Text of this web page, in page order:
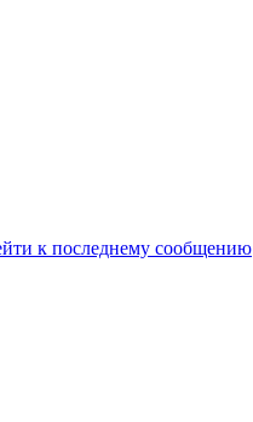
к последнему сообщению